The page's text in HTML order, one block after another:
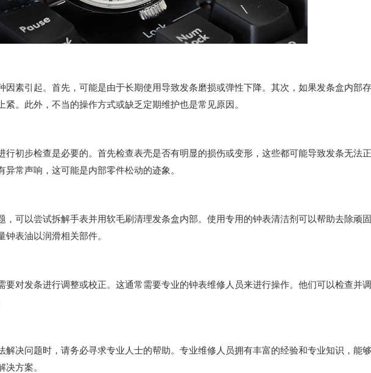
素引起。首先，可能是由于长期使用导致发条磨损或弹性下降。其次，如果发条盒内部
。此外，不当的操作方式或缺乏定期维护也是常见原因。
初步检查是必要的。首先检查表壳是否有明显的损伤或变形，这些都可能导致发条无法
异常声响，这可能是内部零件松动的迹象。
可以尝试拆解手表并用软毛刷清理发条盒内部。使用专用的钟表清洁剂可以帮助去除顽
表油以润滑相关部件。
对发条进行调整或校正。这通常需要专业的钟表维修人员来进行操作。他们可以检查并
决问题时，请务必寻求专业人士的帮助。专业维修人员拥有丰富的经验和专业知识，能
决方案。